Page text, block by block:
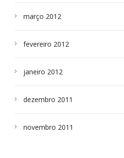
março 2012
fevereiro 2012
janeiro 2012
dezembro 2011
novembro 2011